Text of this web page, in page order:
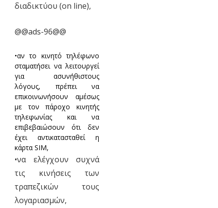
διαδικτύου (on line),
@@ads-96@@
•αν το κινητό τηλέφωνο
σταματήσει να λειτουργεί
για ασυνήθιστους
λόγους, πρέπει να
επικοινωνήσουν αμέσως
με τον πάροχο κινητής
τηλεφωνίας και να
επιβεβαιώσουν ότι δεν
έχει αντικατασταθεί η
κάρτα SIM,
•να ελέγχουν συχνά
τις κινήσεις των
τραπεζικών τους
λογαριασμών,